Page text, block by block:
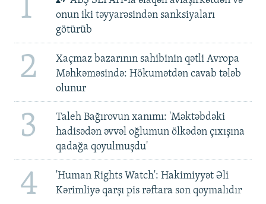
1
onun iki təyyarəsindən sanksiyaları
götürüb
2
Xaçmaz bazarının sahibinin qətli Avropa
Məhkəməsində: Hökumətdən cavab tələb
olunur
3
Taleh Bağırovun xanımı: 'Məktəbdəki
hadisədən əvvəl oğlumun ölkədən çıxışına
qadağa qoyulmuşdu'
4
'Human Rights Watch': Hakimiyyət Əli
Kərimliyə qarşı pis rəftara son qoymalıdır